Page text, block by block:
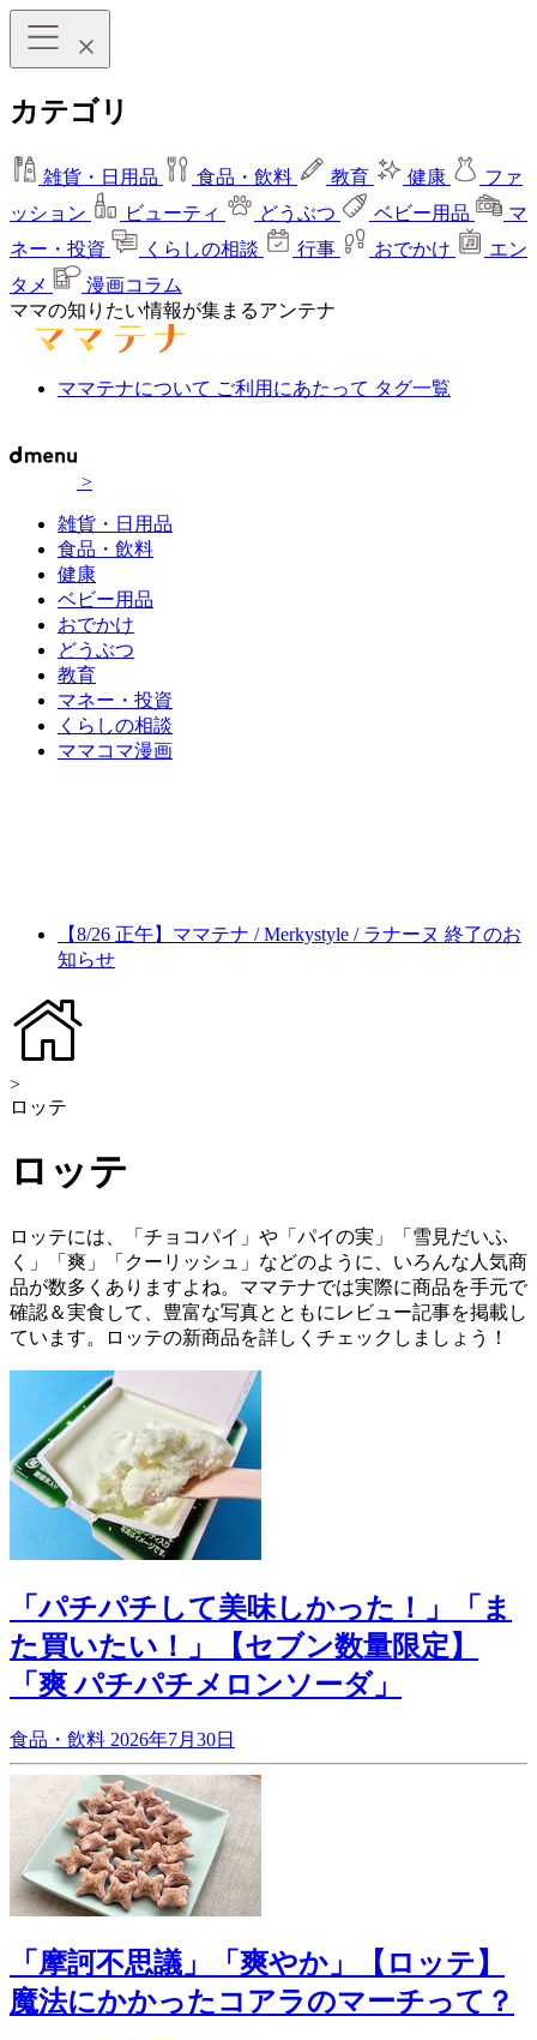
カテゴリ
雑貨・日用品 食品・飲料 教育 健康
ファ
ッション
ビューティ どうぶつ ベビー用品
マ
ネー・投資
くらしの相談 行事 おでかけ
エン
タメ
漫画コラム
ママの知りたい情報が集まるアンテナ
ママテナについて ご利用にあたって タグ一覧
>
雑貨・日用品
食品・飲料
健康
ベビー用品
おでかけ
どうぶつ
教育
マネー・投資
くらしの相談
ママコマ漫画
【8/26 正午】ママテナ / Merkystyle / ラナーヌ 終了のお
知らせ
>
ロッテ
ロッテ
ロッテには、「チョコパイ」や「パイの実」「雪見だいふ
く」「爽」「クーリッシュ」などのように、いろんな人気商
品が数多くありますよね。ママテナでは実際に商品を手元で
確認＆実食して、豊富な写真とともにレビュー記事を掲載し
ています。ロッテの新商品を詳しくチェックしましょう！
「パチパチして美味しかった！」「ま
た買いたい！」【セブン数量限定】
「爽 パチパチメロンソーダ」
食品・飲料 2026年7月30日
「摩訶不思議」「爽やか」【ロッテ】
魔法にかかったコアラのマーチって？